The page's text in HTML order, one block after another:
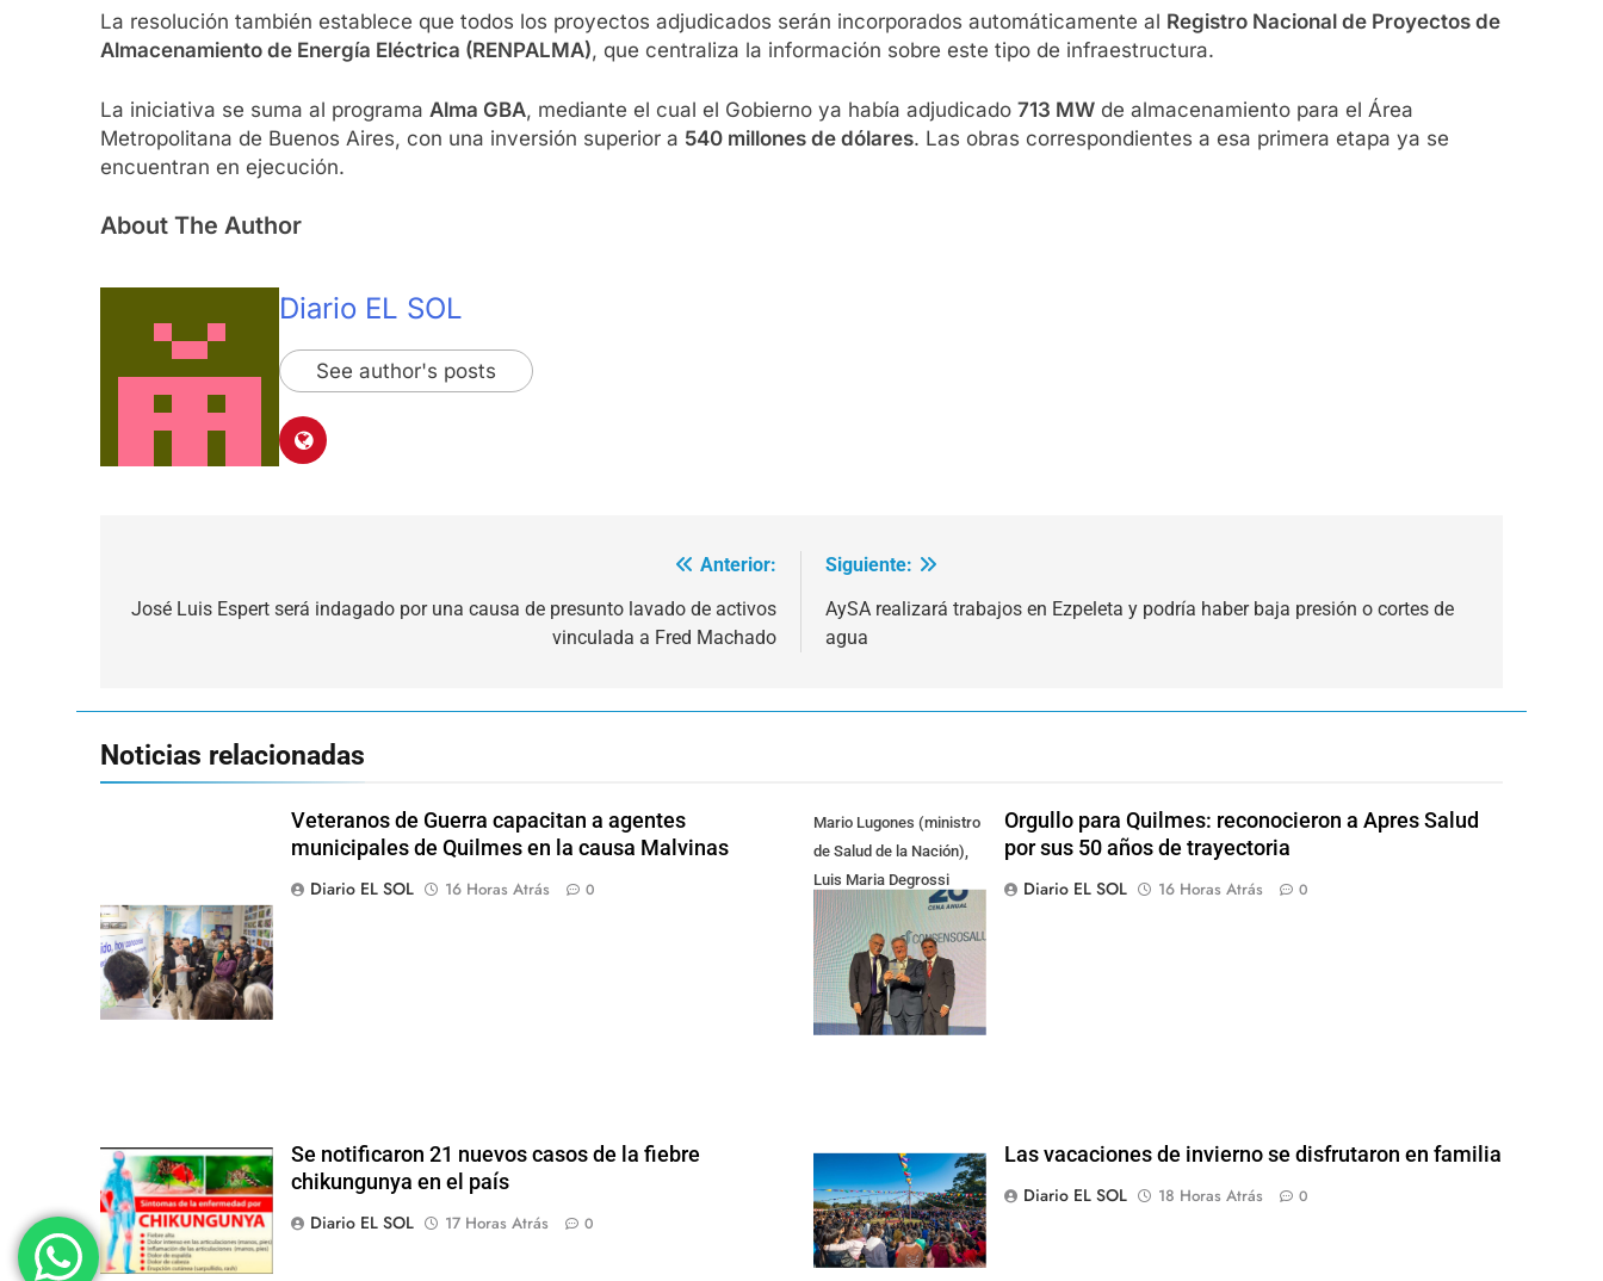
La resolución también establece que todos los proyectos adjudicados serán incorporados automáticamente al Registro Nacional de Proyectos de
Almacenamiento de Energía Eléctrica (RENPALMA), que centraliza la información sobre este tipo de infraestructura.
La iniciativa se suma al programa Alma GBA, mediante el cual el Gobierno ya había adjudicado 713 MW de almacenamiento para el Área
Metropolitana de Buenos Aires, con una inversión superior a 540 millones de dólares. Las obras correspondientes a esa primera etapa ya se
encuentran en ejecución.
About The Author
Diario EL SOL
See author's posts
de
Anterior:
José Luis Espert será indagado por una causa de presunto lavado de activos
vinculada a Fred Machado
Siguiente:
AySA realizará trabajos en Ezpeleta y podría haber baja presión o cortes de
agua
Noticias relacionadas
Veteranos de Guerra capacitan a agentes
municipales de Quilmes en la causa Malvinas
Diario EL SOL
16 Horas Atrás 0
Mario Lugones (ministro
de Salud de la Nación),
Luis Maria Degrossi
(Presidente de Apres
Salud) y Cristian Mazza
(Presidente de ALAMI)
Orgullo para Quilmes: reconocieron a Apres Salud
por sus 50 años de trayectoria
Diario EL SOL
16 Horas Atrás 0
Se notificaron 21 nuevos casos de la fiebre
chikungunya en el país
Diario EL SOL
17 Horas Atrás 0
Las vacaciones de invierno se disfrutaron en familia
Diario EL SOL
18 Horas Atrás 0